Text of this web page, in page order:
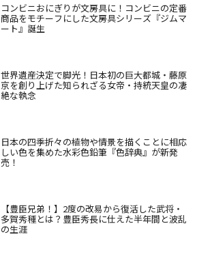
コンビニおにぎりが文房具に！コンビニの定番
商品をモチーフにした文房具シリーズ『ジムマ
ート』誕生
世界遺産決定で脚光！日本初の巨大都城・藤原
京を創り上げた知られざる女帝・持統天皇の凄
絶な執念
日本の四季折々の植物や情景を描くことに相応
しい色を集めた水彩色鉛筆『色辞典』が新発
売！
【豊臣兄弟！】2度の改易から復活した武将・
多賀秀種とは？豊臣秀長に仕えた半年間と波乱
の生涯